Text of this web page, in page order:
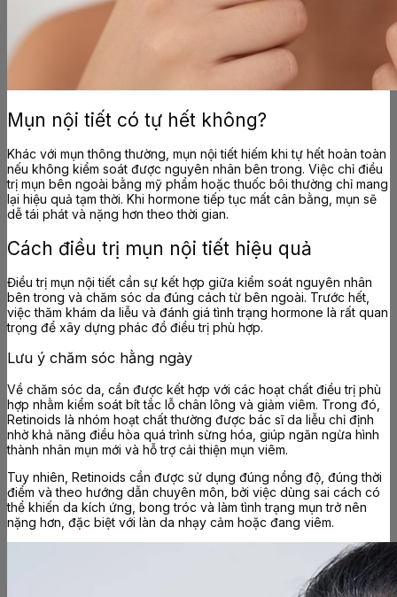
Mụn nội tiết có tự hết không?
Khác với mụn thông thường, mụn nội tiết hiếm khi tự hết hoàn toàn
nếu không kiểm soát được nguyên nhân bên trong. Việc chỉ điều
trị mụn bên ngoài bằng mỹ phẩm hoặc thuốc bôi thường chỉ mang
lại hiệu quả tạm thời. Khi hormone tiếp tục mất cân bằng, mụn sẽ
dễ tái phát và nặng hơn theo thời gian.
Cách điều trị mụn nội tiết hiệu quả
Điều trị mụn nội tiết cần sự kết hợp giữa kiểm soát nguyên nhân
bên trong và chăm sóc da đúng cách từ bên ngoài. Trước hết,
việc thăm khám da liễu và đánh giá tình trạng hormone là rất quan
trọng để xây dựng phác đồ điều trị phù hợp.
Lưu ý chăm sóc hằng ngày
Về chăm sóc da, cần được kết hợp với các hoạt chất điều trị phù
hợp nhằm kiểm soát bít tắc lỗ chân lông và giảm viêm. Trong đó,
Retinoids là nhóm hoạt chất thường được bác sĩ da liễu chỉ định
nhờ khả năng điều hòa quá trình sừng hóa, giúp ngăn ngừa hình
thành nhân mụn mới và hỗ trợ cải thiện mụn viêm.
Tuy nhiên, Retinoids cần được sử dụng đúng nồng độ, đúng thời
điểm và theo hướng dẫn chuyên môn, bởi việc dùng sai cách có
thể khiến da kích ứng, bong tróc và làm tình trạng mụn trở nên
nặng hơn, đặc biệt với làn da nhạy cảm hoặc đang viêm.